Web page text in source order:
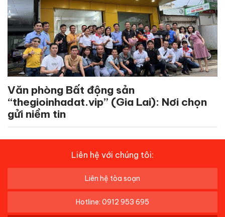
Văn phòng Bất động sản
“thegioinhadat.vip” (Gia Lai): Nơi chọn
gửi niềm tin
Liên hệ với chúng tôi:
Liên hệ tòa soạn
Hotline: 0912 953 695